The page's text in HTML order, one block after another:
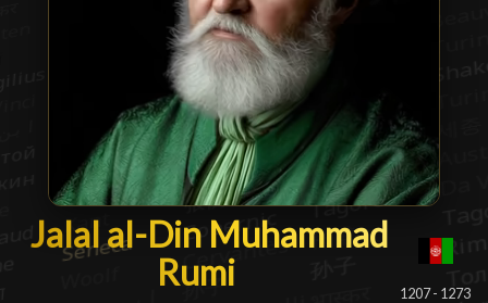
Jalal al-Din Muhammad Rumi
Jalal al-Din Muhammad
Rumi
1207 - 1273